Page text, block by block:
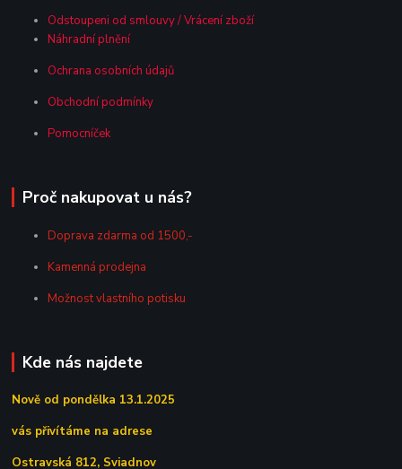
Odstoupeni od smlouvy / Vrácení zboží
Náhradní plnění
Ochrana osobních údajů
Obchodní podmínky
Pomocníček
Proč nakupovat u nás?
Doprava zdarma od 1500,-
Kamenná prodejna
Možnost vlastního potisku
Kde nás najdete
Nově od pondělka 13.1.2025
vás přivítáme na adrese
Ostravská 812, Sviadnov